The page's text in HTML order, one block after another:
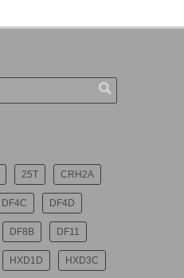
25T CRH2A
DF4C DF4D
DF8B DF11
HXD1D HXD3C